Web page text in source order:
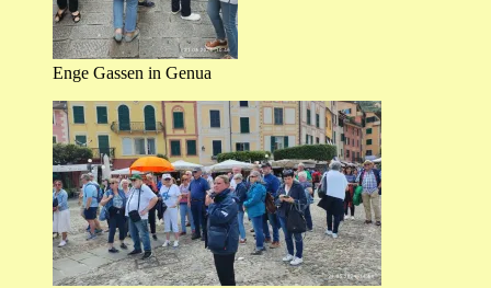
Enge Gassen in Genua